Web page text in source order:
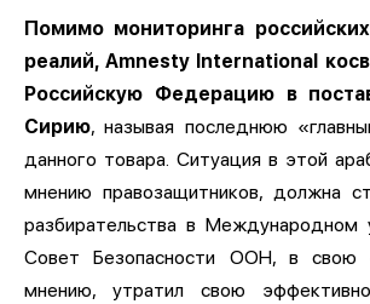
Помимо мониторинга
реалий, Amnesty International
Российскую Федерацию в
Сирию, называя последнюю
данного товара. Ситуация в этой
мнению правозащитников, должна
разбирательства в Международном
Совет Безопасности ООН, в свою
мнению, утратил свою